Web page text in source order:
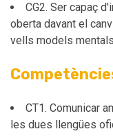
CG2. Ser capaç
oberta davant el
vells models
CT1. Comunicar
les dues llengües